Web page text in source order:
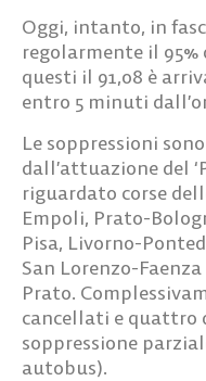
Oggi, intanto, in
regolarmente il
questi il 91,08 è
entro 5 minuti
Le soppressioni
dall’attuazione del
riguardato corse
Empoli, Prato-
Pisa, Livorno-
San Lorenzo-
Prato.
cancellati e quattro
soppressione
autobus).